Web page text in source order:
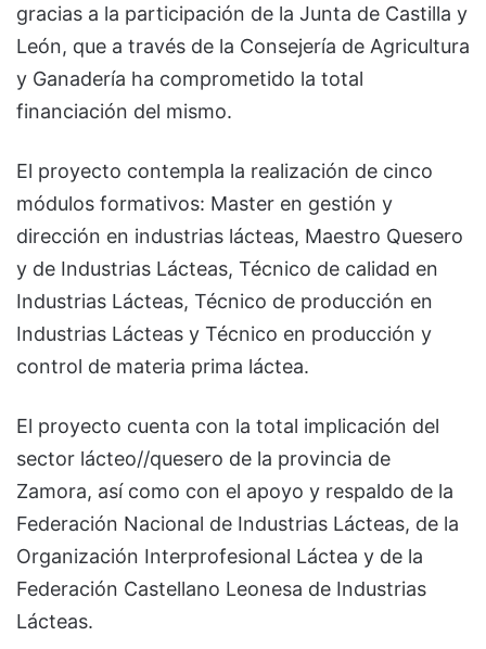
gracias a la participación de la Junta de Castilla y
León, que a través de la Consejería de Agricultura
y Ganadería ha comprometido la total
financiación del mismo.
El proyecto contempla la realización de cinco
módulos formativos: Master en gestión y
dirección en industrias lácteas, Maestro Quesero
y de Industrias Lácteas, Técnico de calidad en
Industrias Lácteas, Técnico de producción en
Industrias Lácteas y Técnico en producción y
control de materia prima láctea.
El proyecto cuenta con la total implicación del
sector lácteo//quesero de la provincia de
Zamora, así como con el apoyo y respaldo de la
Federación Nacional de Industrias Lácteas, de la
Organización Interprofesional Láctea y de la
Federación Castellano Leonesa de Industrias
Lácteas.